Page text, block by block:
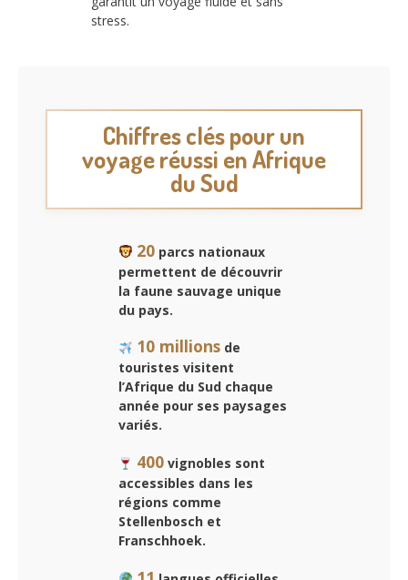
stress.
Chiffres clés pour un
voyage réussi en Afrique
du Sud
20parcs nationaux
permettent de découvrir
la faune sauvage unique
du pays.
10 millionsde
touristes visitent
l’Afrique du Sud chaque
année pour ses paysages
variés.
400vignobles sont
accessibles dans les
régions comme
Stellenbosch et
Franschhoek.